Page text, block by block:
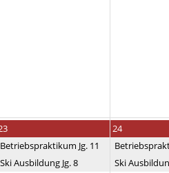
Betriebspraktikum Jg. 11
Ski Ausbildung Jg. 8
24
Ski